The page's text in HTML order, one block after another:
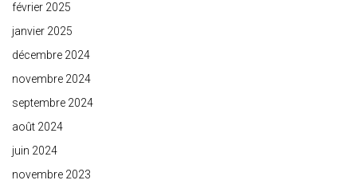
février 2025
janvier 2025
décembre 2024
novembre 2024
septembre 2024
août 2024
juin 2024
novembre 2023